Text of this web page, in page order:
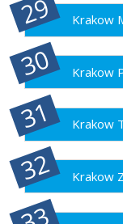
Krakow
Krakow
Krakow
Krakow